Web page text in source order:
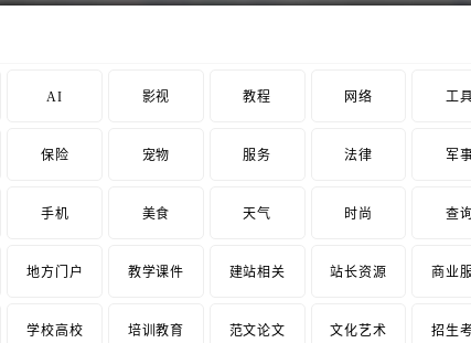
AI 影视 教程 网络 工
保险 宠物 服务 法律 军
手机 美食 天气 时尚 查
地方门户 教学课件 建站相关 站长资源 商业
学校高校 培训教育 范文论文 文化艺术 招生